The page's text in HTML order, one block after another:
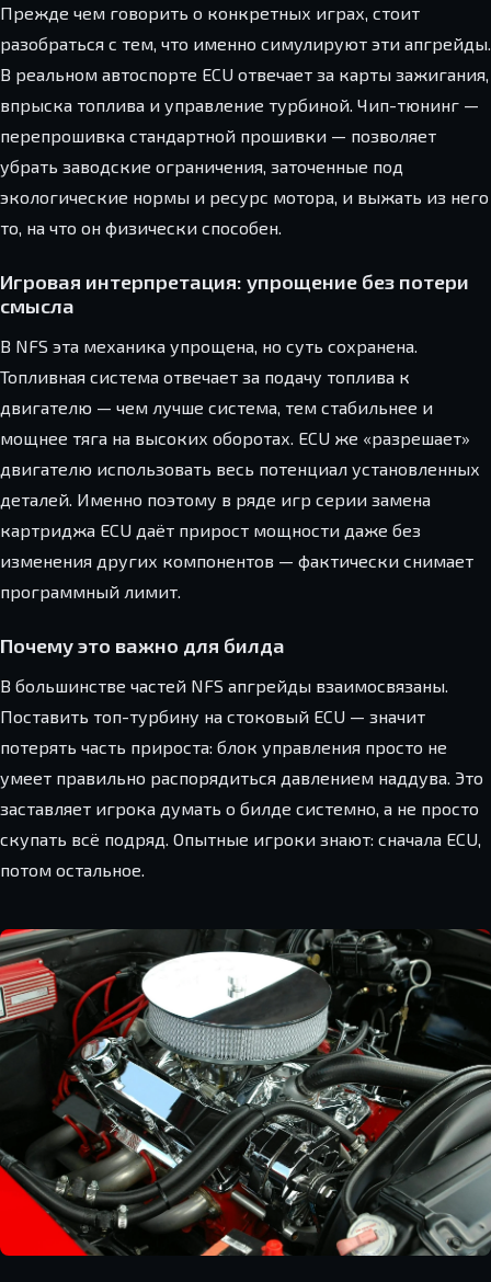
Прежде чем говорить о конкретных играх, стоит
разобраться с тем, что именно симулируют эти апгрейды.
В реальном автоспорте ECU отвечает за карты зажигания,
впрыска топлива и управление турбиной. Чип-тюнинг —
перепрошивка стандартной прошивки — позволяет
убрать заводские ограничения, заточенные под
экологические нормы и ресурс мотора, и выжать из него
то, на что он физически способен.
Игровая интерпретация: упрощение без потери
смысла
В NFS эта механика упрощена, но суть сохранена.
Топливная система отвечает за подачу топлива к
двигателю — чем лучше система, тем стабильнее и
мощнее тяга на высоких оборотах. ECU же «разрешает»
двигателю использовать весь потенциал установленных
деталей. Именно поэтому в ряде игр серии замена
картриджа ECU даёт прирост мощности даже без
изменения других компонентов — фактически снимает
программный лимит.
Почему это важно для билда
В большинстве частей NFS апгрейды взаимосвязаны.
Поставить топ-турбину на стоковый ECU — значит
потерять часть прироста: блок управления просто не
умеет правильно распорядиться давлением наддува. Это
заставляет игрока думать о билде системно, а не просто
скупать всё подряд. Опытные игроки знают: сначала ECU,
потом остальное.